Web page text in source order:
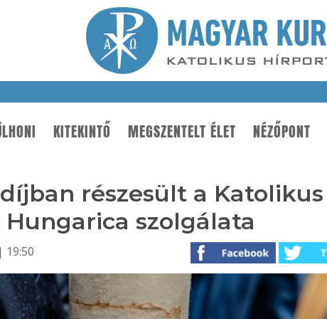
KITEKINTŐ MEGSZENTELT ÉLET NÉZŐPONT
részesült a Katolikus
Hungarica szolgálata
19:50